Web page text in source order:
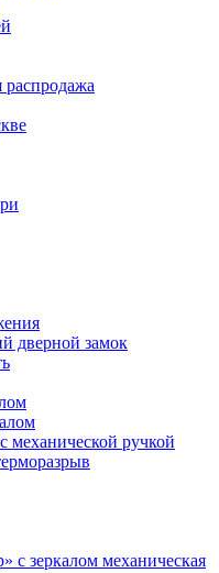
распродажа
дверной замок
механической ручкой
с зеркалом механическая